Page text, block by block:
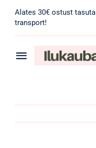
content
Alates 30€ ostust tasuta
transport!
for:
Toggle